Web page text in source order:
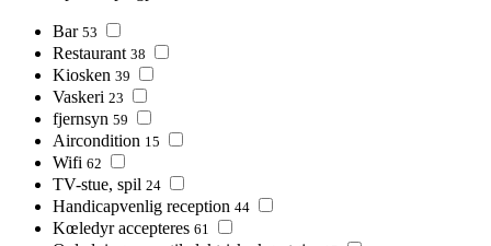
Bar 53
Restaurant 38
Kiosken 39
Vaskeri 23
fjernsyn 59
Aircondition 15
Wifi 62
TV-stue, spil 24
Handicapvenlig reception 44
Kœledyr accepteres 61